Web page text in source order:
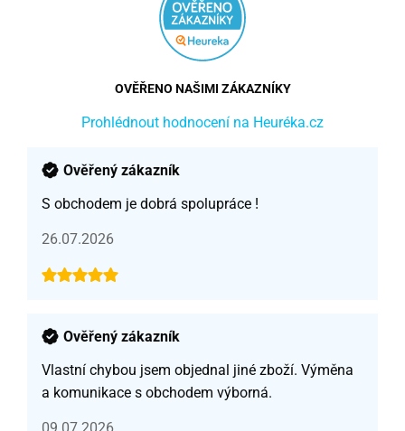
OVĚŘENO NAŠIMI ZÁKAZNÍKY
Prohlédnout hodnocení na Heuréka.cz
Ověřený zákazník
S obchodem je dobrá spolupráce !
26.07.2026
Ověřený zákazník
Vlastní chybou jsem objednal jiné zboží. Výměna
a komunikace s obchodem výborná.